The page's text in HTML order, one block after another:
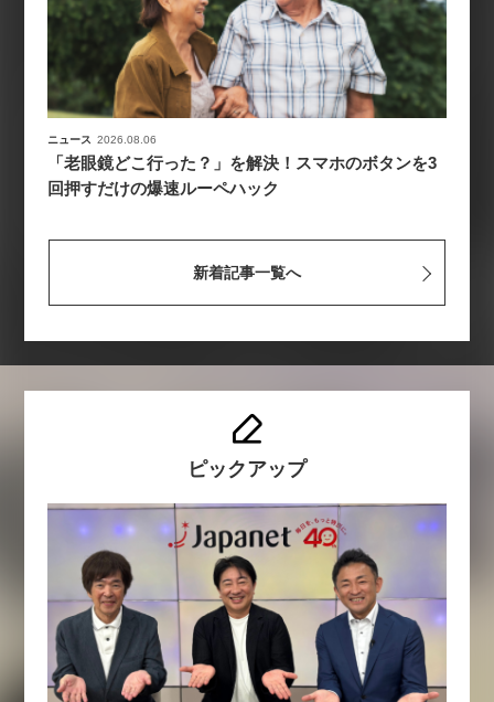
ニュース 2026.08.06
「老眼鏡どこ行った？」を解決！スマホのボタンを3
回押すだけの爆速ルーペハック
新着記事一覧へ
ピックアップ